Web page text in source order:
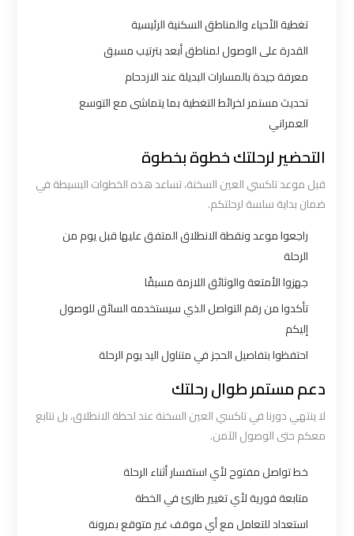
تغطية الأحياء والمناطق السكنية الرئيسية
القدرة على الوصول لمناطق أبعد بترتيب مسبق
معرفة جيدة بالمسارات البديلة عند الازدحام
تحديث مستمر لخرائط التغطية بما يتماشى مع التوسع
العمراني
التحضير لرحلتك خطوة بخطوة
قبل موعد تاكسي العين السخنة، تساعد هذه الخطوات البسيطة في
ضمان بداية سلسة لرحلتكم.
راجعوا موعد ونقطة الانطلاق المتفق عليها قبل يوم من
الرحلة
جهزوا الأمتعة والوثائق اللازمة مسبقًا
تأكدوا من رقم التواصل الذي سيستخدمه السائق للوصول
إليكم
احتفظوا بتفاصيل الحجز في متناول اليد يوم الرحلة
دعم مستمر طوال رحلتك
لا ينتهي دورنا في تاكسي العين السخنة عند لحظة الانطلاق، بل نتابع
معكم حتى الوصول الآمن.
خط تواصل مفتوح لأي استفسار أثناء الرحلة
متابعة فورية لأي تغيير طارئ في الخطة
استعداد للتعامل مع أي موقف غير متوقع بمرونة
ليموزين
اسكندرية